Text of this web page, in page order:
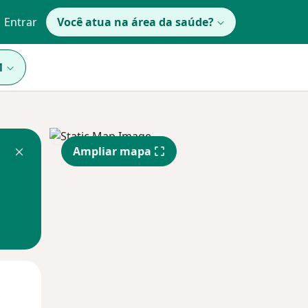
Entrar Você atua na área da saúde?
Ampliar mapa